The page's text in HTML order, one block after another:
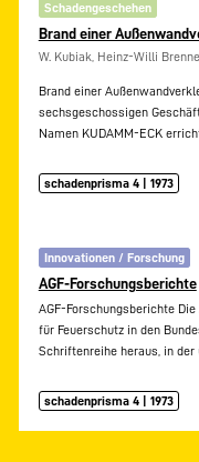
Schadengeschehen
Brand einer
W. Kubiak, Heinz-Willi
Brand einer
sechsgeschossigen
Namen KUDAMM-ECK
schadenprisma 4 | 1973
Innovationen / Forschung
AGF-Forschungsberichte
AGF-Forschungsberichte
für Feuerschutz in den
Schriftenreihe heraus, in der
schadenprisma 4 | 1973